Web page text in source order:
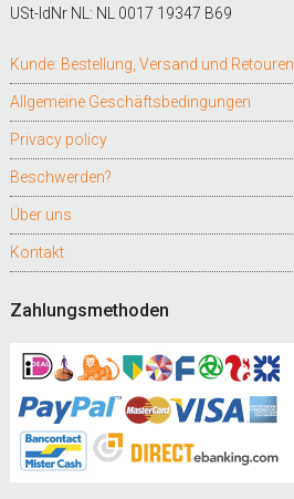
USt-IdNr NL: NL 0017 19347 B69
Kunde: Bestellung, Versand und Retouren
Allgemeine Geschäftsbedingungen
Privacy policy
Beschwerden?
Über uns
Kontakt
Zahlungsmethoden